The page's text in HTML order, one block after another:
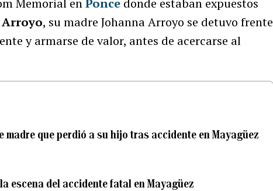
Memorial enPonce donde estaban expuestos
Arroyo, su madre Johanna Arroyo se detuvo frente
y armarse de valor, antes de acercarse al
madre que perdió a su hijo tras accidente en Mayagüez
escena del accidente fatal en Mayagüez